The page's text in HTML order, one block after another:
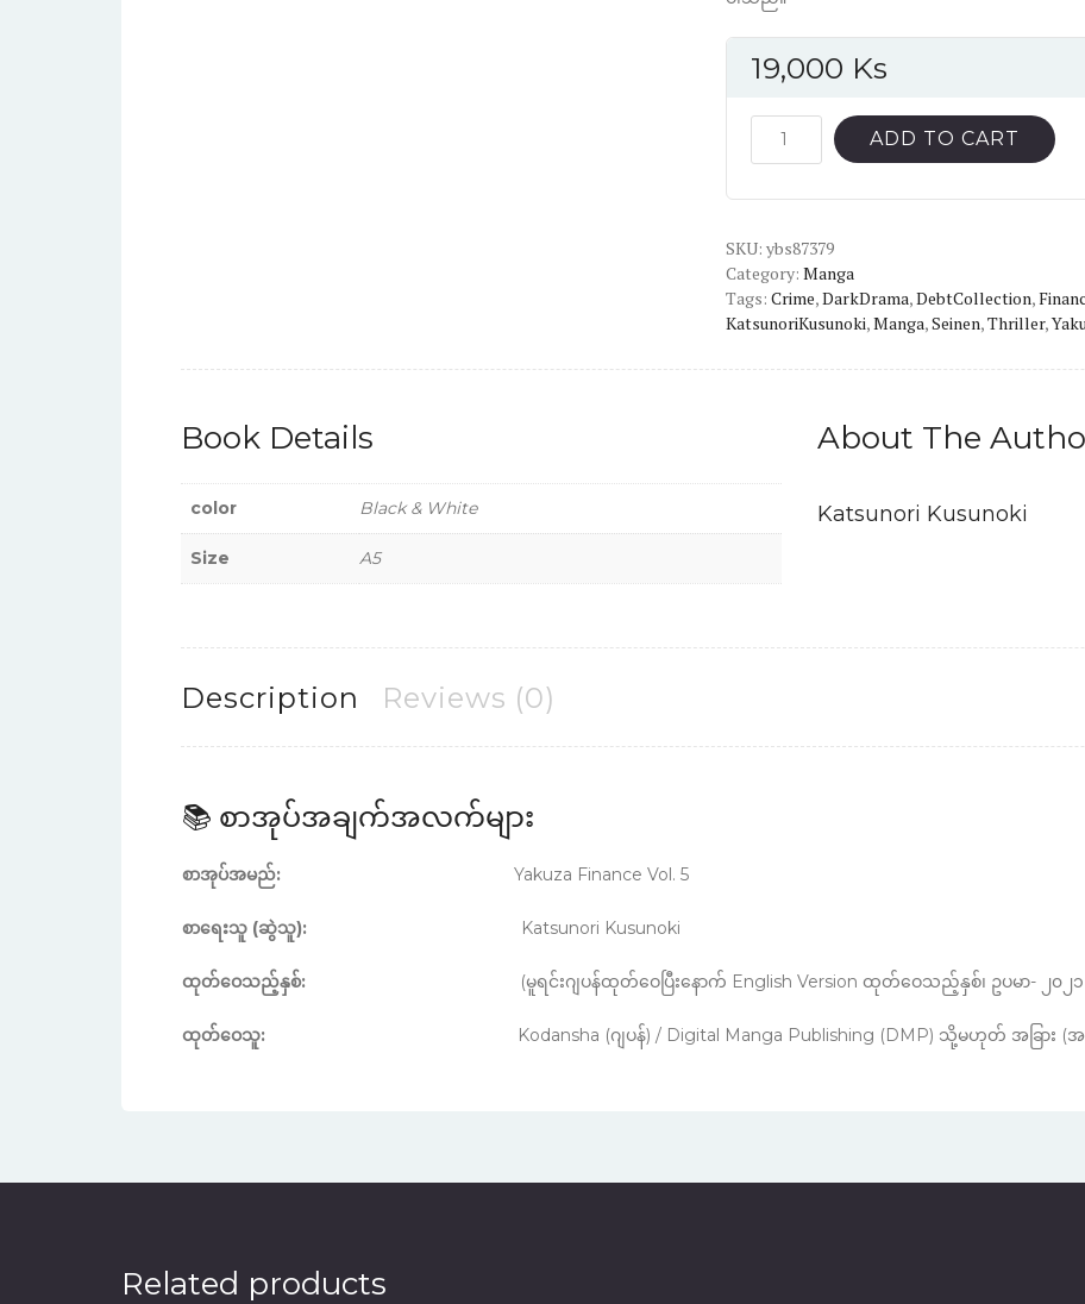
19,000 Ks
Yakuza
Finance
Version
Manga
quantity
ADD TO CART
SKU: ybs87379
Category: Manga
Tags: Crime,DarkDrama,DebtCollection,
KatsunoriKusunoki,Manga,Seinen,Thriller,
Book Details
color Black & White
Size A5
About The
Katsunori Kusunoki
Description Reviews (0)
📚 စာအုပ်အချက်အလက်များ
စာအုပ်အမည်: Yakuza Finance Vol. 5
စာရေးသူ (ဆွဲသူ): Katsunori Kusunoki
ထုတ်ဝေသည့်နှစ်: (မူရင်းဂျပန်ထုတ်ဝေပြီးနောက် English Version ထုတ်ဝေသည့်နှစ်၊ ဥပမာ- ၂၀၂၁ ဝ
ထုတ်ဝေသူ: Kodansha (ဂျပန်) / Digital Manga Publishing (DMP) သို့မဟုတ် အခြား (အ
Related products